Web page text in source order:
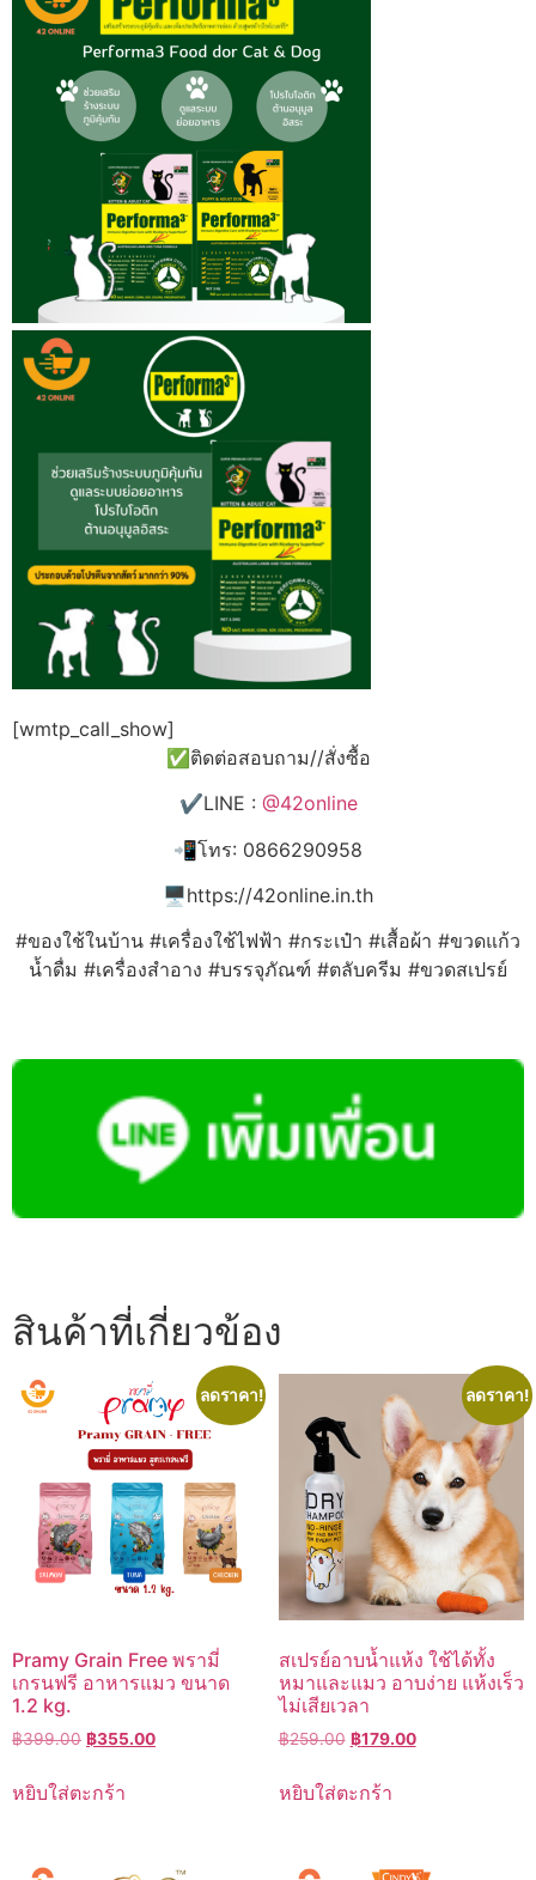
[wmtp_call_show]
✅ติดต่อสอบถาม//สั่งซื้อ
✔️LINE : @42online
📲โทร: 0866290958
🖥️https://42online.in.th
#ของใช้ในบ้าน #เครื่องใช้ไฟฟ้า #กระเป๋า #เสื้อผ้า #ขวดแก้ว
น้ำดื่ม #เครื่องสำอาง #บรรจุภัณฑ์ #ตลับครีม #ขวดสเปรย์
สินค้าที่เกี่ยวข้อง
ลดราคา!
Pramy Grain Free พรามี่
เกรนฟรี อาหารแมว ขนาด
1.2 kg.
฿399.00 Original
was:
฿355.00Current
หยิบใส่ตะกร้า
ลดราคา!
สเปรย์อาบน้ำแห้ง ใช้ได้ทั้ง
หมาและแมว อาบง่าย แห้งเร็ว
ไม่เสียเวลา
฿259.00 Original
was:
฿179.00Current
หยิบใส่ตะกร้า